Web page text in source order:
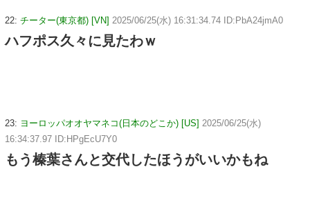
22: チーター(東京都) [VN] 2025/06/25(水) 16:31:34.74 ID:PbA24jmA0
ハフポス久々に見たわｗ
23: ヨーロッパオオヤマネコ(日本のどこか) [US] 2025/06/25(水)
16:34:37.97 ID:HPgEcU7Y0
もう榛葉さんと交代したほうがいいかもね